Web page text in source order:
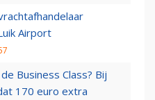
Airport
Business Class? Bij
170 euro extra